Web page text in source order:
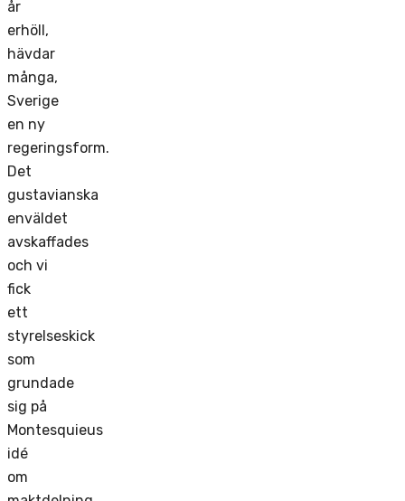
år
erhöll,
hävdar
många,
Sverige
en ny
regeringsform.
Det
gustavianska
enväldet
avskaffades
och vi
fick
ett
styrelseskick
som
grundade
sig på
Montesquieus
idé
om